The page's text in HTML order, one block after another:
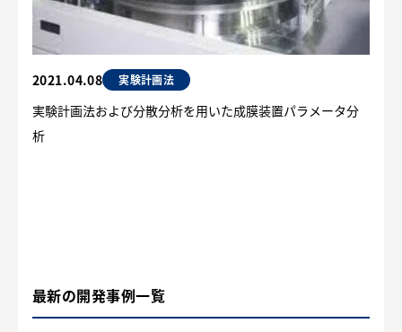
最新の開発事例一覧
2021.04.08 実験計画法
実験計画法および分散分析を用いた成膜装置パラメータ分
析